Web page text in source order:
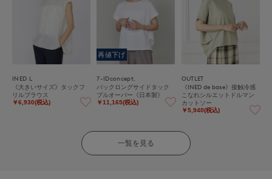
INED L
《大きいサイズ》タックフ
リルブラウス
￥6,930(税込)
再値下げ
7-IDconcept.
バックロングサイドタック
プルオーバー《日本製》
￥11,165(税込)
OUTLET
《INED de base》接触冷感
こなれシルエットドルマン
カットソー
￥5,940(税込)
一覧を見る